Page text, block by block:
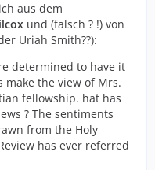
aus dem
und (falsch ? !) von
Uriah Smith??):
determined to have it
make the view of Mrs.
fellowship. hat has
? The sentiments
from the Holy
has ever referred